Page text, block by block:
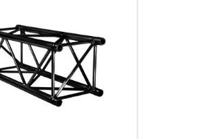
Toevoegen
aan
verlanglijst